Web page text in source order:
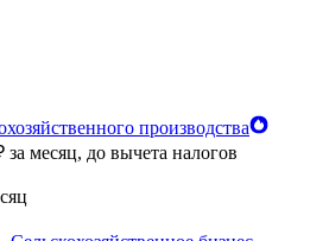
производства
за месяц, до вычета налогов